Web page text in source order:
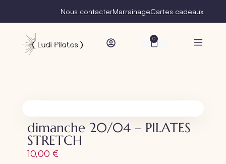
Nous contacterMarrainageCartes cadeaux
0
dimanche 20/04 – PILATES
STRETCH
10,00 €